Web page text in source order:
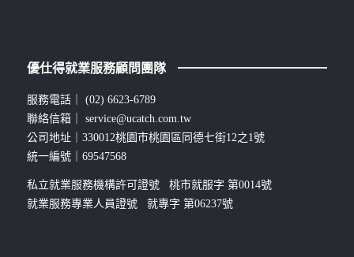
優仕得就業服務顧問團隊
服務電話｜ (02) 6623-6789
聯絡信箱｜ service@ucatch.com.tw
公司地址｜330012桃園市桃園區同德七街12之1號
統一編號｜69547568
私立就業服務機構許可證號 桃市就服字 第0014號
就業服務專業人員證號 就專字 第06237號